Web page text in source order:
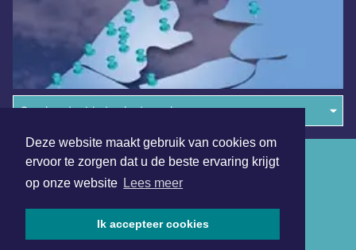
Deze website maakt gebruik van cookies om
ervoor te zorgen dat u de beste ervaring krijgt
op onze website Lees meer
Ik accepteer cookies
Overige dagbladen in de regio
Algemene voorwaarden
Disclaimer